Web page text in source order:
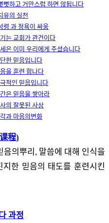
뻣하고 거만스럽 하면 않됩니다
유의 실천
령 과 정욕이 싸움
는 교회가 관건이다
은 이미 우리에게 주셨습니다
한 믿음입니다
을 훈련 합나다
적인 믿음입니다
은 믿음을 쌓아라
의 잘못된 사상
과 마음의변화
程)
의뿌리, 말씀에 대해 인식을
한 믿음의 태도를 훈련시킨
과정